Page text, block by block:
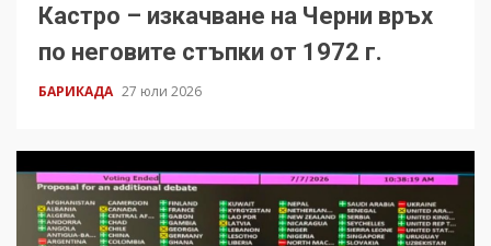
Кастро – изкачване на Черни връх
по неговите стъпки от 1972 г.
БАРИКАДА 27 юли 2026